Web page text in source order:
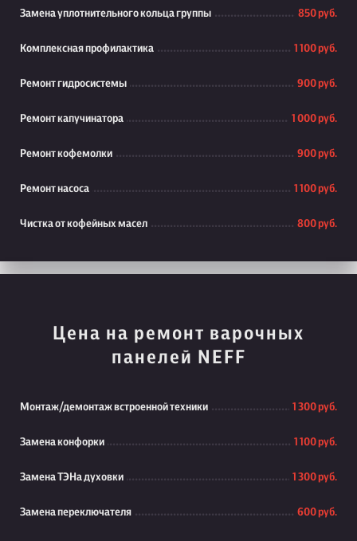
Замена уплотнительного кольца группы 850 руб.
Комплексная профилактика 1 100 руб.
Ремонт гидросистемы 900 руб.
Ремонт капучинатора 1 000 руб.
Ремонт кофемолки 900 руб.
Ремонт насоса 1 100 руб.
Чистка от кофейных масел 800 руб.
Цена на ремонт варочных
панелей NEFF
Монтаж/демонтаж встроенной техники 1 300 руб.
Замена конфорки 1 100 руб.
Замена ТЭНа духовки 1 300 руб.
Замена переключателя 600 руб.